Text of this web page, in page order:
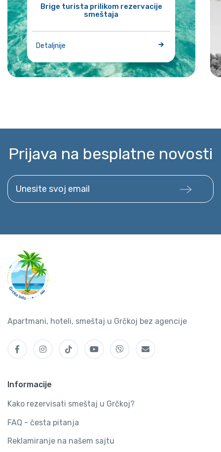
Brige turista prilikom rezervacije
smeštaja
Detaljnije
Prijava na besplatne novosti
Unesite svoj email
Apartmani, hoteli, smeštaj u Grčkoj bez agencije
Informacije
Kako rezervisati smeštaj u Grčkoj?
FAQ - česta pitanja
Reklamiranje na našem sajtu